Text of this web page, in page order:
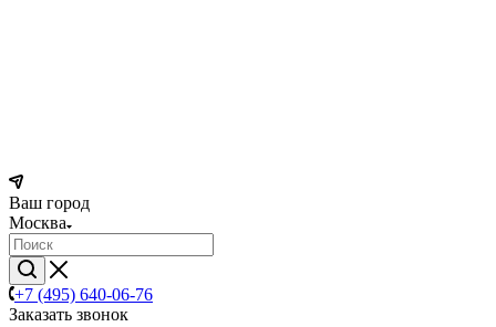
Ваш город
Москва
+7 (495) 640-06-76
Заказать звонок